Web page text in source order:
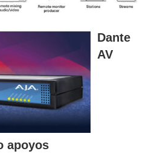
Dante
AV
apoyos